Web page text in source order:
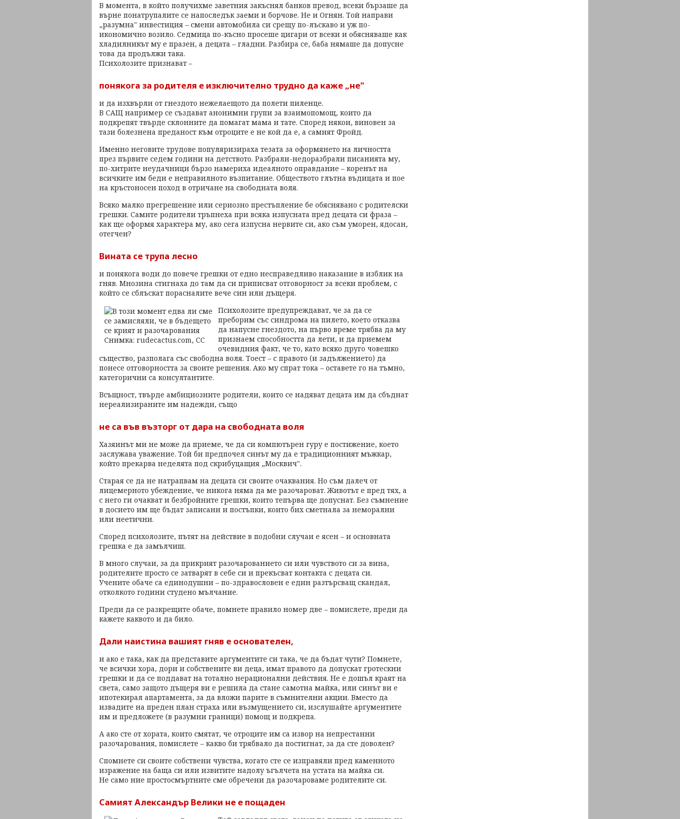
В момента, в който получихме заветния закъснял банков превод, всеки бързаше да
върне понатрупалите се напоследък заеми и борчове. Не и Огнян. Той направи
„разумна" инвестиция – смени автомобила си срещу по-лъскаво и уж по-
икономично возило. Седмица по-късно просеше цигари от всеки и обясняваше как
хладилникът му е празен, а децата – гладни. Разбира се, баба нямаше да допусне
това да продължи така.
Психолозите признават –
понякога за родителя е изключително трудно да каже „не"
и да изхвърли от гнездото нежелаещото да полети пиленце.
В САЩ например се създават анонимни групи за взаимопомощ, които да
подкрепят твърде склонните да помагат мама и тате. Според някои, виновен за
тази болезнена преданост към отроците е не кой да е, а самият Фройд.
Именно неговите трудове популяризираха тезата за оформянето на личността
през първите седем години на детството. Разбрали-недоразбрали писанията му,
по-хитрите неудачници бързо намериха идеалното оправдание – коренът на
всичките им беди е неправилното възпитание. Обществото глътна въдицата и пое
на кръстоносен поход в отричане на свободната воля.
Всяко малко прегрешение или сериозно престъпление бе обяснявано с родителски
грешки. Самите родители тръпнеха при всяка изпусната пред децата си фраза –
как ще оформя характера му, ако сега изпусна нервите си, ако съм уморен, ядосан,
отегчен?
Вината се трупа лесно
и понякога води до повече грешки от едно несправедливо наказание в изблик на
гняв. Мнозина стигнаха до там да си приписват отговорност за всеки проблем, с
който се сблъскат порасналите вече син или дъщеря.
Психолозите предупреждават, че за да се
преборим със синдрома на пилето, което отказва
да напусне гнездото, на първо време трябва да му
признаем способността да лети, и да приемем
очевидния факт, че то, като всяко друго човешко
същество, разполага със свободна воля. Тоест – с правото (и задължението) да
понесе отговорността за своите решения. Ако му спрат тока – оставете го на тъмно,
категорични са консултантите.
Всъщност, твърде амбициозните родители, които се надяват децата им да сбъднат
нереализираните им надежди, също
не са във възторг от дара на свободната воля
Хазяинът ми не може да приеме, че да си компютърен гуру е постижение, което
заслужава уважение. Той би предпочел синът му да е традиционният мъжкар,
който прекарва неделята под скрибуцащия „Москвич".
Старая се да не натрапвам на децата си своите очаквания. Но съм далеч от
лицемерното убеждение, че никога няма да ме разочароват. Животът е пред тях, а
с него ги очакват и безбройните грешки, които тепърва ще допуснат. Без съмнение
в досието им ще бъдат записани и постъпки, които бих сметнала за неморални
или неетични.
Според психолозите, пътят на действие в подобни случаи е ясен – и основната
грешка е да замълчиш.
В много случаи, за да прикрият разочарованието си или чувството си за вина,
родителите просто се затварят в себе си и прекъсват контакта с децата си.
Учените обаче са единодушни – по-здравословен е един разтърсващ скандал,
отколкото години студено мълчание.
Преди да се разкрещите обаче, помнете правило номер две – помислете, преди да
кажете каквото и да било.
Дали наистина вашият гняв е основателен,
и ако е така, как да представите аргументите си така, че да бъдат чути? Помнете,
че всички хора, дори и собствените ви деца, имат правото да допускат гротескни
грешки и да се поддават на тотално нерационални действия. Не е дошъл краят на
света, само защото дъщеря ви е решила да стане самотна майка, или синът ви е
ипотекирал апартамента, за да вложи парите в съмнителни акции. Вместо да
извадите на преден план страха или възмущението си, изслушайте аргументите
им и предложете (в разумни граници) помощ и подкрепа.
А ако сте от хората, които смятат, че отроците им са извор на непрестанни
разочарования, помислете – какво би трябвало да постигнат, за да сте доволен?
Спомнете си своите собствени чувства, когато сте се изправяли пред каменното
изражение на баща си или извитите надолу ъгълчета на устата на майка си.
Не само ние простосмъртните сме обречени да разочароваме родителите си.
Самият Александър Велики не е пощаден